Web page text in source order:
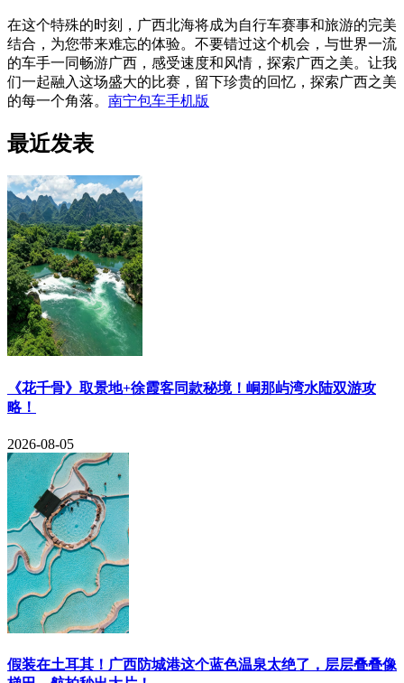
在这个特殊的时刻，广西北海将成为自行车赛事和旅游的完美
结合，为您带来难忘的体验。不要错过这个机会，与世界一流
的车手一同畅游广西，感受速度和风情，探索广西之美。让我
们一起融入这场盛大的比赛，留下珍贵的回忆，探索广西之美
的每一个角落。 南宁包车手机版
最近发表
《花千骨》取景地+徐霞客同款秘境！峒那屿湾水陆双游攻
略！
2026-08-05
​假装在土耳其！广西防城港这个蓝色温泉太绝了，层层叠叠像